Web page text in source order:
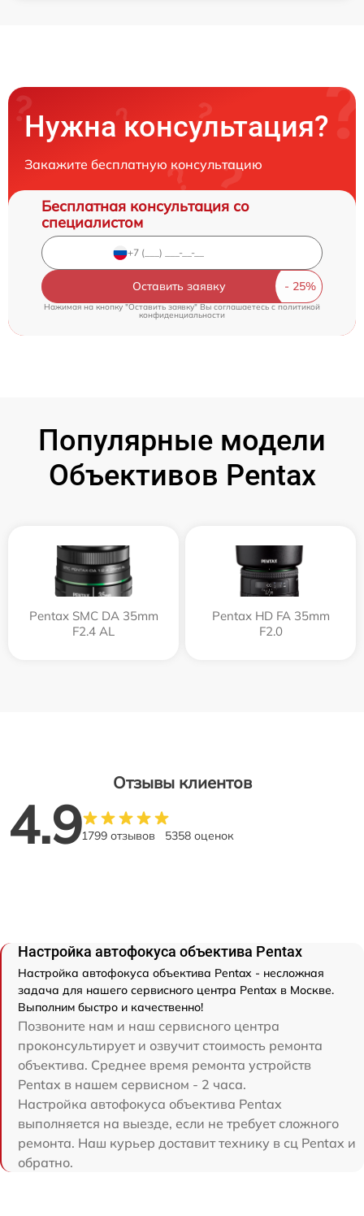
Нужна консультация?
Закажите бесплатную консультацию
Бесплатная консультация со
специалистом
Оставить заявку
Нажимая на кнопку "Оставить заявку" Вы соглашаетесь cполитикой
конфиденциальности
Популярные модели
Объективов Pentax
Pentax SMC DA 35mm
F2.4 AL
Pentax HD FA 35mm
F2.0
Отзывы клиентов
4.91799 отзывов 5358 оценок
Настройка автофокуса объектива Pentax
Настройка автофокуса объектива Pentax - несложная
задача для нашего сервисного центра Pentax в Москве.
Выполним быстро и качественно!
Позвоните нам и наш сервисного центра
проконсультирует и озвучит стоимость ремонта
объектива. Среднее время ремонта устройств
Pentax в нашем сервисном - 2 часа.
Настройка автофокуса объектива Pentax
выполняется на выезде, если не требует сложного
ремонта. Наш курьер доставит технику в сц Pentax и
обратно.